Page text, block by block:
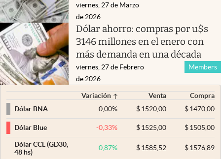
viernes, 27 de Marzo
de 2026
Dólar ahorro: compras por u$s
3146 millones en el enero con
más demanda en una década
Members
viernes, 27 de Febrero
de 2026
Variación Venta
Compra
Dólar BNA
0,00% $ 1520,00 $1470,00
Dólar Blue -0,33% $ 1525,00 $1505,00
Dólar CCL (GD30,
48 hs)
0,87% $ 1585,52 $1576,89